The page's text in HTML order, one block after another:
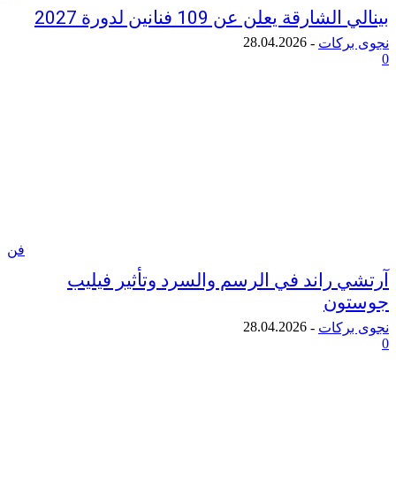
يعلن عن 109 فنانين لدورة 2027
-
28.04.2026
راند في الرسم والسرد وتأثير فيليب
-
28.04.2026